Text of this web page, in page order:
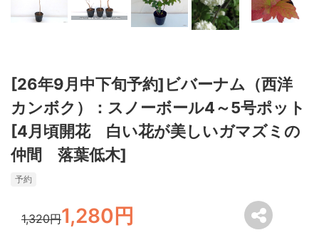
[26年9月中下旬予約]ビバーナム（西洋
カンボク）：スノーボール4～5号ポット
[4月頃開花 白い花が美しいガマズミの
仲間 落葉低木]
予約
1,320円1,280円